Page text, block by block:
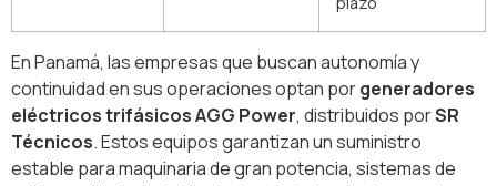
En Panamá, las empresas que buscan autonomía y
continuidad en sus operaciones optan porgeneradores
eléctricos trifásicos AGG Power, distribuidos porSR
Técnicos. Estos equipos garantizan un suministro
estable para maquinaria de gran potencia, sistemas de